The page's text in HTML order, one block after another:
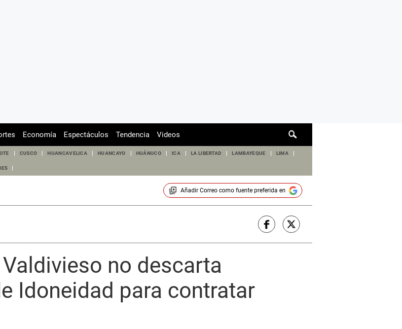
de
Economía Espectáculos Tendencia Videos
CUSCO HUANCAVELICA HUANCAYO HUÁNUCO ICA LA LIBERTAD LAMBAYEQUE LIMA
Añadir Correocomo fuente preferida en
no descarta
Idoneidad para contratar